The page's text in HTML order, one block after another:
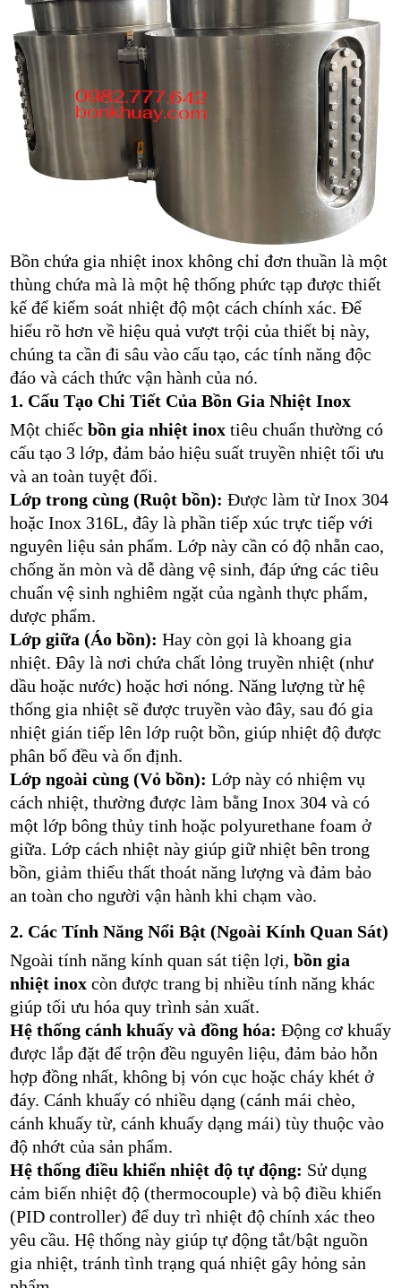
Bồn chứa gia nhiệt inox không chỉ đơn thuần là một
thùng chứa mà là một hệ thống phức tạp được thiết
kế để kiểm soát nhiệt độ một cách chính xác. Để
hiểu rõ hơn về hiệu quả vượt trội của thiết bị này,
chúng ta cần đi sâu vào cấu tạo, các tính năng độc
đáo và cách thức vận hành của nó.
1. Cấu Tạo Chi Tiết Của Bồn Gia Nhiệt Inox
Một chiếc bồn gia nhiệt inoxtiêu chuẩn thường có
cấu tạo 3 lớp, đảm bảo hiệu suất truyền nhiệt tối ưu
và an toàn tuyệt đối.
Lớp trong cùng (Ruột bồn): Được làm từ Inox 304
hoặc Inox 316L, đây là phần tiếp xúc trực tiếp với
nguyên liệu sản phẩm. Lớp này cần có độ nhẵn cao,
chống ăn mòn và dễ dàng vệ sinh, đáp ứng các tiêu
chuẩn vệ sinh nghiêm ngặt của ngành thực phẩm,
dược phẩm.
Lớp giữa (Áo bồn): Hay còn gọi là khoang gia
nhiệt. Đây là nơi chứa chất lỏng truyền nhiệt (như
dầu hoặc nước) hoặc hơi nóng. Năng lượng từ hệ
thống gia nhiệt sẽ được truyền vào đây, sau đó gia
nhiệt gián tiếp lên lớp ruột bồn, giúp nhiệt độ được
phân bố đều và ổn định.
Lớp ngoài cùng (Vỏ bồn): Lớp này có nhiệm vụ
cách nhiệt, thường được làm bằng Inox 304 và có
một lớp bông thủy tinh hoặc polyurethane foam ở
giữa. Lớp cách nhiệt này giúp giữ nhiệt bên trong
bồn, giảm thiểu thất thoát năng lượng và đảm bảo
an toàn cho người vận hành khi chạm vào.
2. Các Tính Năng Nổi Bật (Ngoài Kính Quan Sát)
Ngoài tính năng kính quan sát tiện lợi, bồn gia
nhiệt inoxcòn được trang bị nhiều tính năng khác
giúp tối ưu hóa quy trình sản xuất.
Hệ thống cánh khuấy và đồng hóa: Động cơ khuấy
được lắp đặt để trộn đều nguyên liệu, đảm bảo hỗn
hợp đồng nhất, không bị vón cục hoặc cháy khét ở
đáy. Cánh khuấy có nhiều dạng (cánh mái chèo,
cánh khuấy từ, cánh khuấy dạng mái) tùy thuộc vào
độ nhớt của sản phẩm.
Hệ thống điều khiển nhiệt độ tự động: Sử dụng
cảm biến nhiệt độ (thermocouple) và bộ điều khiển
(PID controller) để duy trì nhiệt độ chính xác theo
yêu cầu. Hệ thống này giúp tự động tắt/bật nguồn
gia nhiệt, tránh tình trạng quá nhiệt gây hỏng sản